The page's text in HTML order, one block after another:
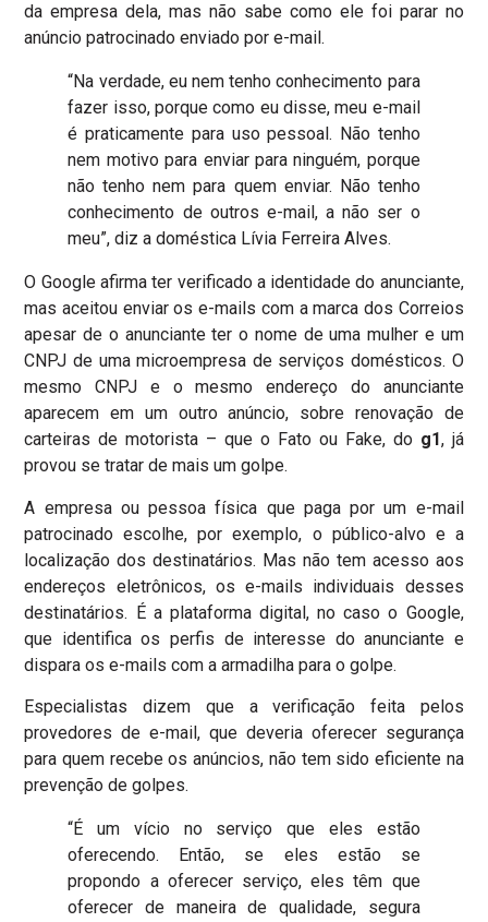
da empresa dela, mas não sabe como ele foi parar no
anúncio patrocinado enviado por e-mail.
“Na verdade, eu nem tenho conhecimento para
fazer isso, porque como eu disse, meu e-mail
é praticamente para uso pessoal. Não tenho
nem motivo para enviar para ninguém, porque
não tenho nem para quem enviar. Não tenho
conhecimento de outros e-mail, a não ser o
meu”, diz a doméstica Lívia Ferreira Alves.
O Google afirma ter verificado a identidade do anunciante,
mas aceitou enviar os e-mails com a marca dos Correios
apesar de o anunciante ter o nome de uma mulher e um
CNPJ de uma microempresa de serviços domésticos. O
mesmo CNPJ e o mesmo endereço do anunciante
aparecem em um outro anúncio, sobre renovação de
carteiras de motorista – que o Fato ou Fake, do g1, já
provou se tratar de mais um golpe.
A empresa ou pessoa física que paga por um e-mail
patrocinado escolhe, por exemplo, o público-alvo e a
localização dos destinatários. Mas não tem acesso aos
endereços eletrônicos, os e-mails individuais desses
destinatários. É a plataforma digital, no caso o Google,
que identifica os perfis de interesse do anunciante e
dispara os e-mails com a armadilha para o golpe.
Especialistas dizem que a verificação feita pelos
provedores de e-mail, que deveria oferecer segurança
para quem recebe os anúncios, não tem sido eficiente na
prevenção de golpes.
“É um vício no serviço que eles estão
oferecendo. Então, se eles estão se
propondo a oferecer serviço, eles têm que
oferecer de maneira de qualidade, segura